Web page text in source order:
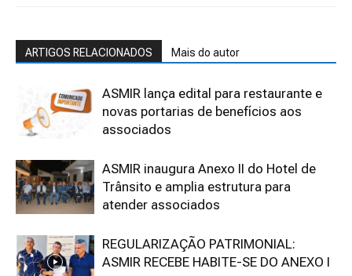
ARTIGOS RELACIONADOS Mais do autor
ASMIR lança edital para restaurante e
novas portarias de benefícios aos
associados
ASMIR inaugura Anexo II do Hotel de
Trânsito e amplia estrutura para
atender associados
REGULARIZAÇÃO PATRIMONIAL:
ASMIR RECEBE HABITE-SE DO ANEXO I